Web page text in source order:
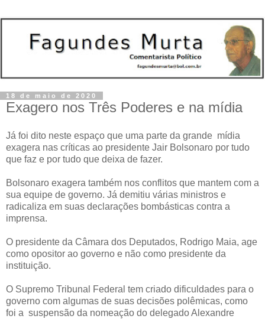
18 de maio de 2020
Exagero nos Três Poderes e na mídia
Já foi dito neste espaço que uma parte da grande mídia
exagera nas críticas ao presidente Jair Bolsonaro por tudo
que faz e por tudo que deixa de fazer.
Bolsonaro exagera também nos conflitos que mantem com a
sua equipe de governo. Já demitiu várias ministros e
radicaliza em suas declarações bombásticas contra a
imprensa.
O presidente da Câmara dos Deputados, Rodrigo Maia, age
como opositor ao governo e não como presidente da
instituição.
O Supremo Tribunal Federal tem criado dificuldades para o
governo com algumas de suas decisões polêmicas, como
foi a suspensão da nomeação do delegado Alexandre